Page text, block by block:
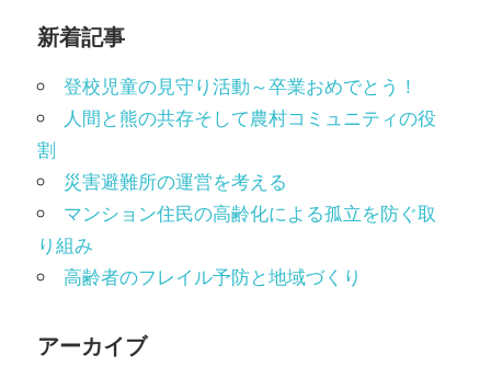
新着記事
登校児童の見守り活動～卒業おめでとう！
人間と熊の共存そして農村コミュニティの役
割
災害避難所の運営を考える
マンション住民の高齢化による孤立を防ぐ取
り組み
高齢者のフレイル予防と地域づくり
アーカイブ